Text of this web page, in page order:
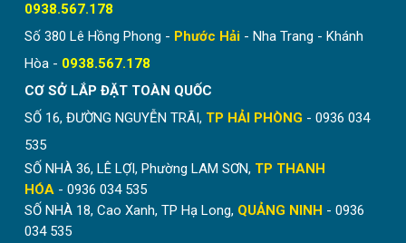
0938.567.178
Số 380 Lê Hồng Phong - Phước Hải - Nha Trang - Khánh
Hòa - 0938.567.178
CƠ SỞ LẮP ĐẶT TOÀN QUỐC
SỐ 16, ĐƯỜNG NGUYỄN TRÃI, TP HẢI PHÒNG - 0936 034
535
SỐ NHÀ 36, LÊ LỢI, Phường LAM SƠN, TP THANH
HÓA - 0936 034 535
SỐ NHÀ 18, Cao Xanh, TP Hạ Long, QUẢNG NINH - 0936
034 535